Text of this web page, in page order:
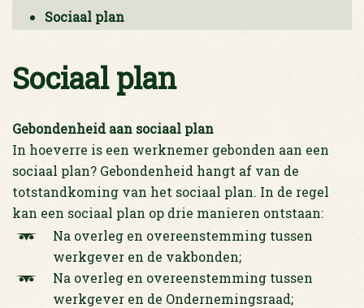
Sociaal plan
Sociaal plan
Gebondenheid aan sociaal plan
In hoeverre is een werknemer gebonden aan een
sociaal plan? Gebondenheid hangt af van de
totstandkoming van het sociaal plan. In de regel
kan een sociaal plan op drie manieren ontstaan:
Na overleg en overeenstemming tussen
werkgever en de vakbonden;
Na overleg en overeenstemming tussen
werkgever en de Ondernemingsraad;